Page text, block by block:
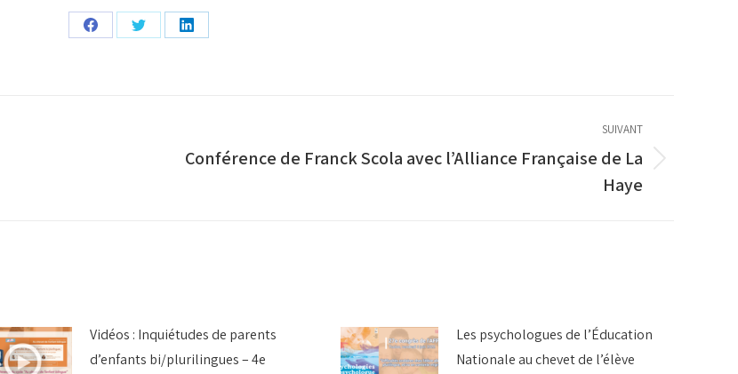
PartagerPartagerPartager
SUIVANT
Article
Conférence de Franck Scola avec l’Alliance Française de La
Haye
Vidéos : Inquiétudes de parents
d’enfants bi/plurilingues – 4e
Les psychologues de l’Éducation
Nationale au chevet de l’élève